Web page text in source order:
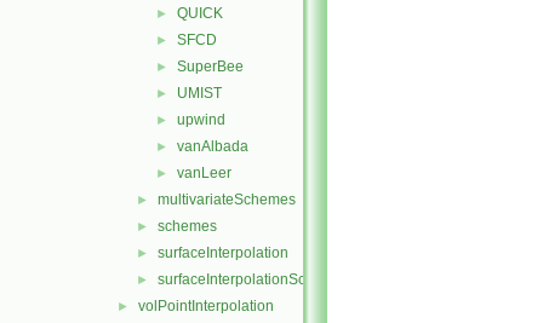
► QUICK
► SFCD
► SuperBee
► UMIST
► upwind
► vanAlbada
► vanLeer
► multivariateSchemes
► schemes
► surfaceInterpolation
► surfaceInterpolationScheme
► volPointInterpolation